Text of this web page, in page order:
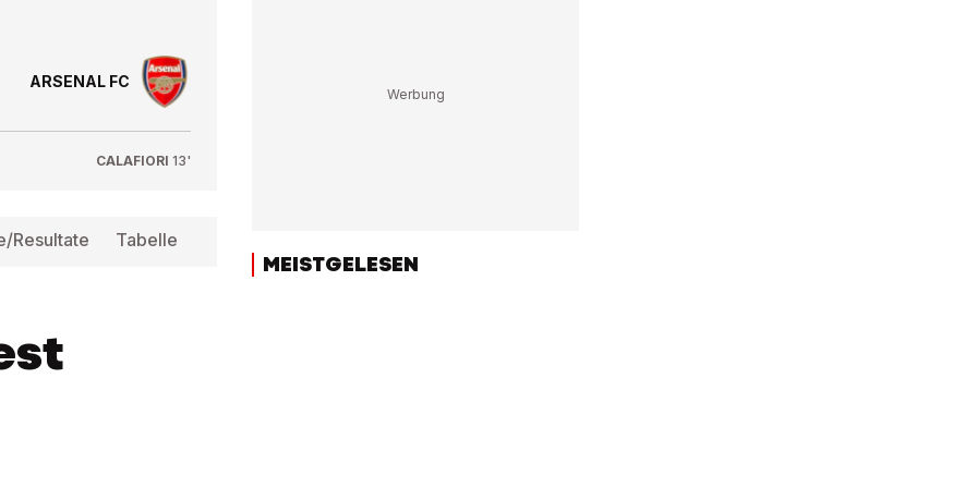
ARSENAL FC
CALAFIORI 13'
Resultate Tabelle
MEISTGELESEN